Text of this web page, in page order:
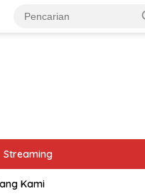
Streaming
Kami